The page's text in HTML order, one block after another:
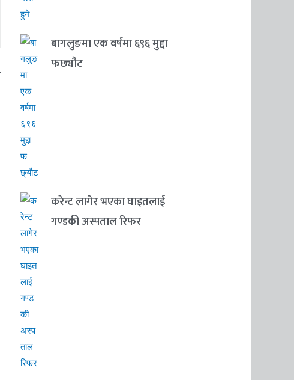
बागलुङमा एक वर्षमा ६९६ मुद्दा
फछ्यौट
करेन्ट लागेर भएका घाइतलाई
गण्डकी अस्पताल रिफर